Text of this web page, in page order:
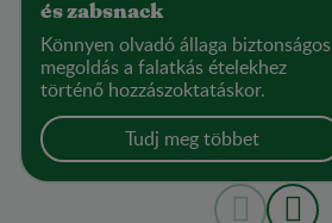
és zabsnack
Könnyen olvadó állaga biztonságos
megoldás a falatkás ételekhez
történő hozzászoktatáskor.
Tudj meg többet